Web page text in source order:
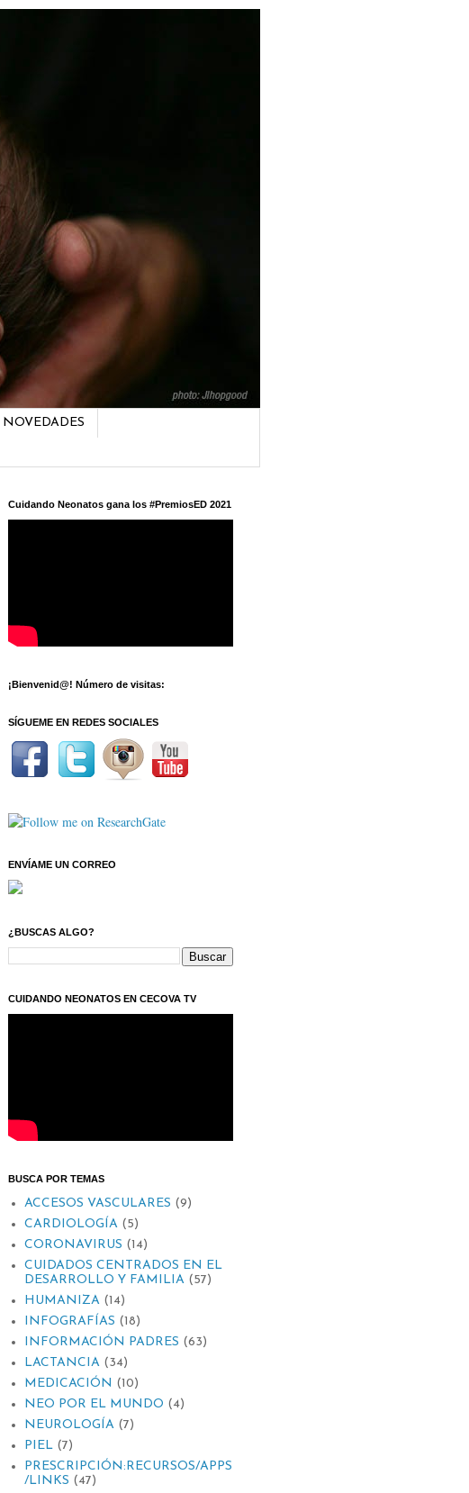
NOVEDADES
Cuidando Neonatos gana los #PremiosED 2021
¡Bienvenid@! Número de visitas:
SÍGUEME EN REDES SOCIALES
ENVÍAME UN CORREO
¿BUSCAS ALGO?
CUIDANDO NEONATOS EN CECOVA TV
BUSCA POR TEMAS
ACCESOS VASCULARES (9)
CARDIOLOGÍA (5)
CORONAVIRUS (14)
CUIDADOS CENTRADOS EN EL
DESARROLLO Y FAMILIA (57)
HUMANIZA (14)
INFOGRAFÍAS (18)
INFORMACIÓN PADRES (63)
LACTANCIA (34)
MEDICACIÓN (10)
NEO POR EL MUNDO (4)
NEUROLOGÍA (7)
PIEL (7)
PRESCRIPCIÓN:RECURSOS/APPS
/LINKS (47)